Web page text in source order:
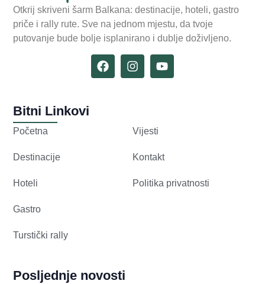
Otkrij skriveni šarm Balkana: destinacije, hoteli, gastro
priče i rally rute. Sve na jednom mjestu, da tvoje
putovanje bude bolje isplanirano i dublje doživljeno.
Bitni Linkovi
Početna
Destinacije
Hoteli
Gastro
Turstički rally
Vijesti
Kontakt
Politika privatnosti
Posljednje novosti